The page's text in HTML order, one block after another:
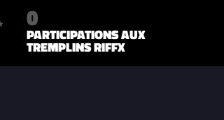
0
PARTICIPATIONS AUX
TREMPLINS RIFFX